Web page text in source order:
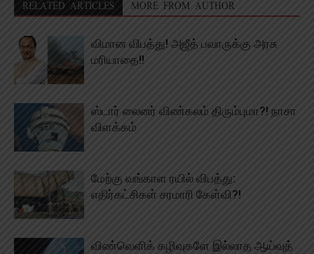
RELATED ARTICLES MORE FROM AUTHOR
விமான விபத்து! அஜீத் பவாருக்கு அரசு
மரியாதை!!
ஸ்டார் லைனர் விண்கலம் திரும்புமா?! நாசா
விளக்கம்
மேற்கு வங்காள ரயில் விபத்து:
எதிர்கட்சிகள் சரமாரி கேள்வி?!
விண்வெளிக் கழிவுகளே இல்லாத ஆய்வுத்